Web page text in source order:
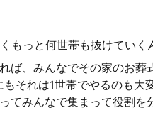
もっと何世帯も抜けていく
ば、みんなでその家のお
それは1世帯でやるのも大
てみんなで集まって役割